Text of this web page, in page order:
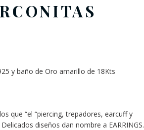
y baño de Oro amarillo de 18Kts
que “el “piercing, trepadores, earcuff y
diseños dan nombre a EARRINGS.